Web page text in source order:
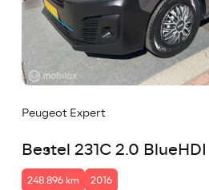
Peugeot Expert
Bestel 231C 2.0
248.896 km 2016